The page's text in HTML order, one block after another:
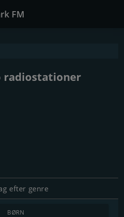
FM
radiostationer
efter genre
BØRN